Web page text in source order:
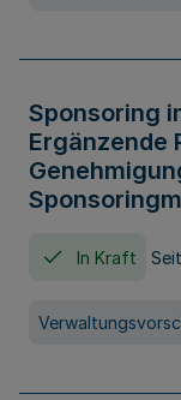
Sponsoring
Ergänzende
In Kraft